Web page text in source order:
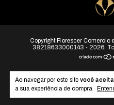
Ao navegar por este site você
a sua experiência de compra.
Copyright Florescer Comercio
38218633000143 - 2026.